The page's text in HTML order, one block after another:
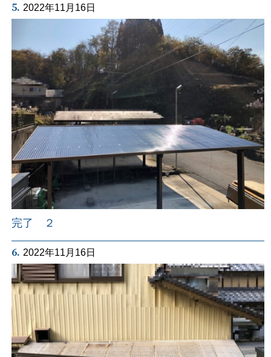
5. 2022年11月16日
完了 ２
6. 2022年11月16日